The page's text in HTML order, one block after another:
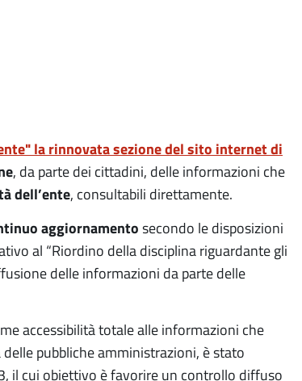
la rinnovata sezione del sito internet di
, da parte dei cittadini, delle informazioni che
dell’ente, consultabili direttamente.
aggiornamento secondo le disposizioni
al “Riordino della disciplina riguardante gli
delle informazioni da parte delle
accessibilità totale alle informazioni che
pubbliche amministrazioni, è stato
il cui obiettivo è favorire un controllo diffuso